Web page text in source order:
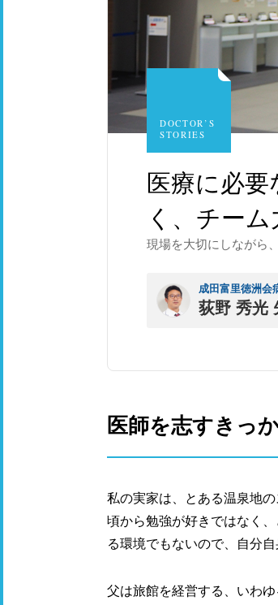
DOCTOR’S
STORIES
医療に必
く、チーム
現場を大切にしながら
成田富里徳洲会
荻野 秀光
医師を志すきっ
私の実家は、とある温泉地
頃から勉強が好きではなく
る環境でもないので、自分
父は旅館を経営する、いわ